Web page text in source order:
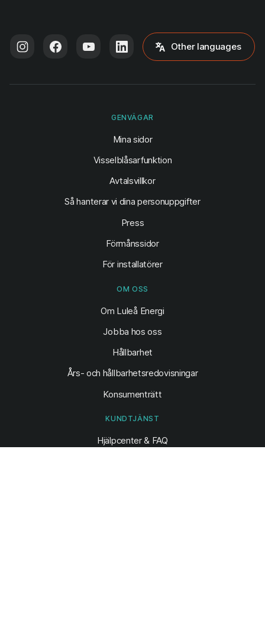
Other languages
GENVÄGAR
Mina sidor(öppnas i ny flik)
Visselblåsarfunktion
Avtalsvillkor
Så hanterar vi dina personuppgifter
Press
Förmånssidor
För installatörer
OM OSS
Om Luleå Energi
Jobba hos oss
Hållbarhet
Års- och hållbarhetsredovisningar
Konsumenträtt
KUNDTJÄNST
Hjälpcenter & FAQ